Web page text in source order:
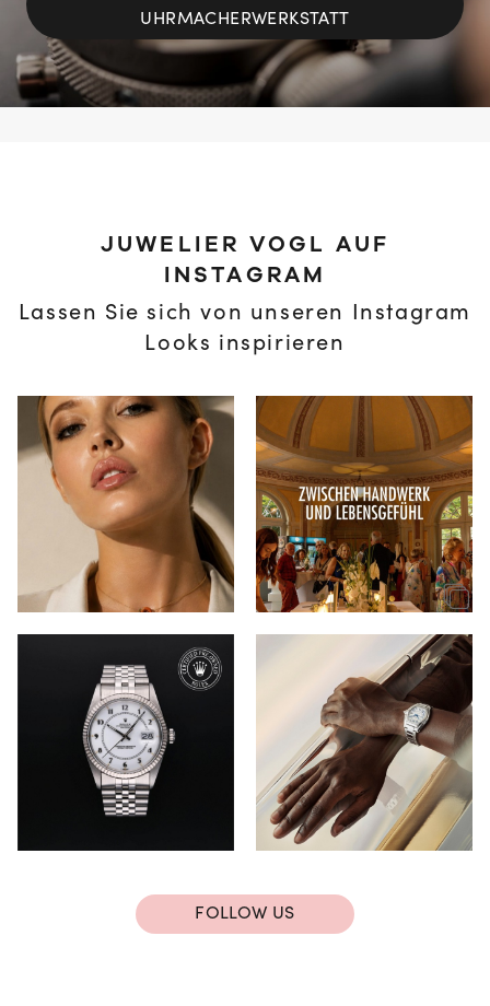
UHRMACHERWERKSTATT
JUWELIER VOGL AUF
INSTAGRAM
Lassen Sie sich von unseren Instagram
Looks inspirieren
FOLLOW US